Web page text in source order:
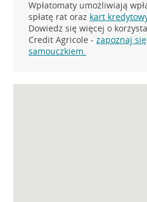
Wpłatomaty umożliwiają
spłatę rat oraz kart
Dowiedz się więcej o
Credit Agricole -zapoznaj
samouczkiem.